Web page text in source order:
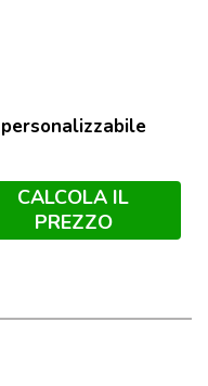
CALCOLA IL
PREZZO